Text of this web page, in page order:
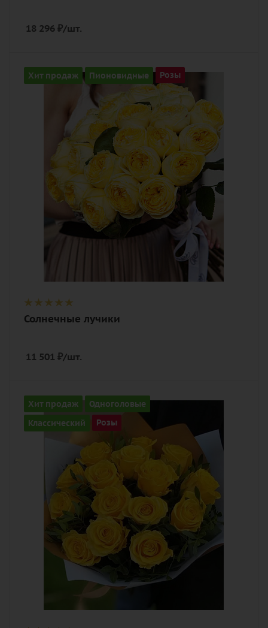
18 296 ₽/шт.
Хит продаж Пионовидные Розы
Количество
25
Описание
роза пионовидная, лента
Солнечные лучики
11 501 ₽/шт.
Хит продаж
Одноголовые
Классический
Розы
Количество
15
Описание
роза, эвкалипт, лента, дизайнерская
упаковка